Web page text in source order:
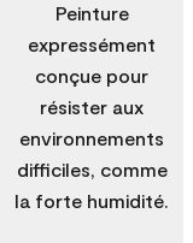
Peinture
expressément
conçue pour
résister aux
environnements
difficiles, comme
la forte humidité.